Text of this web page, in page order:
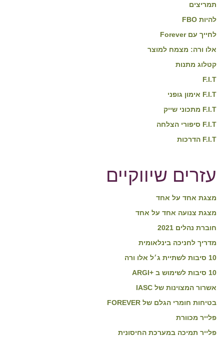
תמריצים
להיות FBO
לחייך עם Forever
אלו ורה: מצמח למוצר
קטלוג מתנות
F.I.T
F.I.T אימון גופני
F.I.T מתכוני שייק
F.I.T סיפורי הצלחה
F.I.T הדרכות
עזרים שיווקיים
מצגת אחד על אחד
מצגת צנועה אחד על אחד
חוברת נהלים 2021
מדריך לחניכה בינלאומית
10 סיבות לשתיית ג׳ל אלו ורה
10 סיבות לשימוש ב +ARGI
אשרור המצוינות של IASC
בטיחות חומרי הגלם של FOREVER
פלייר מכוורת
פלייר תמיכה במערכת החיסונית